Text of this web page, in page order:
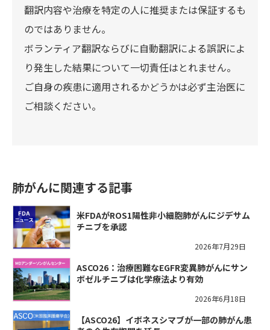
翻訳内容や治療を特定の人に推奨または保証するも
のではありません。
ボランティア翻訳ならびに自動翻訳による誤訳によ
り発生した結果について一切責任はとれません。
ご自身の疾患に適用されるかどうかは必ず主治医に
ご相談ください。
肺がんに関連する記事
米FDAがROS1陽性非小細胞肺がんにジデサム
チニブを承認
2026年7月29日
ASCO26：治療困難なEGFR変異肺がんにサン
ボゼルチニブは化学療法より有効
2026年6月18日
【ASCO26】イボネスシマブが一部の肺がん患